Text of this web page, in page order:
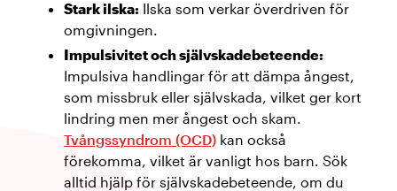
Stark ilska: Ilska som verkar överdriven för
omgivningen.
Impulsivitet och självskadebeteende:
Impulsiva handlingar för att dämpa ångest,
som missbruk eller självskada, vilket ger kort
lindring men mer ångest och skam.
Tvångssyndrom (OCD) kan också
förekomma, vilket är vanligt hos barn. Sök
alltid hjälp för självskadebeteende, om du